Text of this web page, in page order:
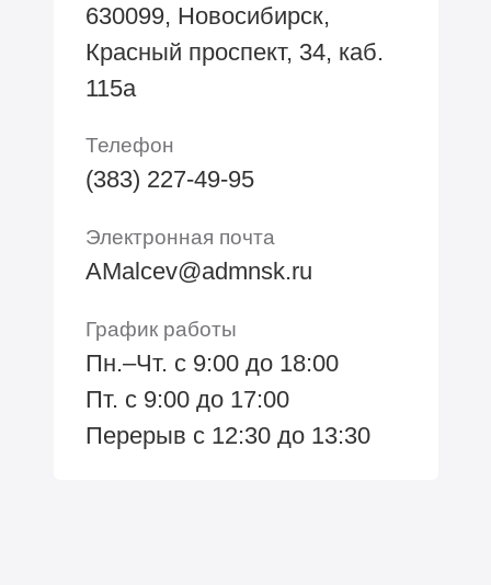
630099, Новосибирск,
Красный проспект, 34, каб.
115а
Телефон
(383) 227-49-95
Электронная почта
AMalcev@admnsk.ru
График работы
Пн.–Чт. с 9:00 до 18:00
Пт. с 9:00 до 17:00
Перерыв с 12:30 до 13:30